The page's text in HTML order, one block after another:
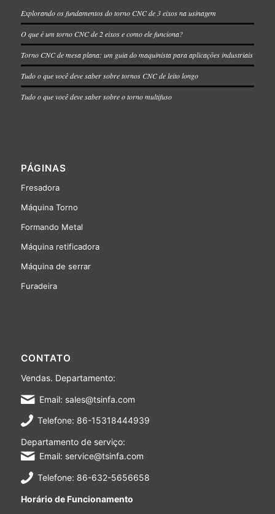
Explorando os fundamentos do torno CNC de 3 eixos na usinagem
O que é um torno CNC de 2 eixos e como ele funciona?
Torno CNC de mesa plana: um guia do maquinista para aplicações industriais
Tudo o que você deve saber sobre tornos CNC de leito longo
Tudo o que você deve saber sobre o torno multifuso
PÁGINAS
Fresadora
Máquina Torno
Formando Metal
Máquina retificadora
Máquina de serrar
Furadeira
CONTATO
Vendas. Departamento:
Email: sales@tsinfa.com
Telefone: 86-15318444939
Departamento de serviço:
Email: service@tsinfa.com
Telefone: 86-632-5656658
Horário de Funcionamento